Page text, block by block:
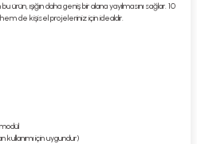
ışığın daha geniş bir alana yayılmasını sağlar. 10
de kişisel projeleriniz için idealdir.
kullanımı için uygundur)